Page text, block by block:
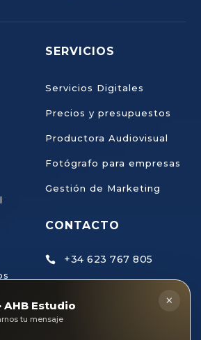
SERVICIOS
Servicios Digitales
Precios y presupuestos
Productora Audiovisual
Fotógrafo para empresas
Gestión de Marketing
CONTACTO
 +34 623 767 805
ondigital.com
AHB Estudio
tu mensaje
×